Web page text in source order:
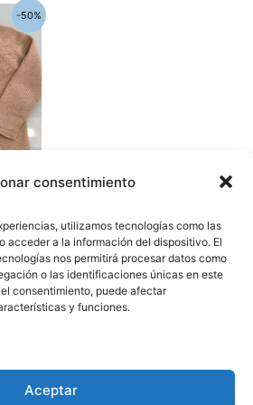
consentimiento
utilizamos tecnologías como las
acceder a la información del dispositivo. El
nos permitirá procesar datos como
o las identificaciones únicas en este
consentimiento, puede afectar
y funciones.
Aceptar
-50%
Este
producto
tiene
múltiples
variantes.
Las
opciones
en
la
página
de